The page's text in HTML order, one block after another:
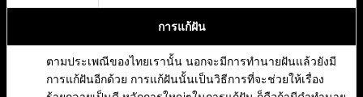
การแก้ฝัน
ตามประเพณีของไทยเรานั้น นอกจะมีการทำนายฝันแล้วยังมี
การแก้ฝันอีกด้วย การแก้ฝันนั้นเป็นวิธีการที่จะช่วยให้เรื่อง